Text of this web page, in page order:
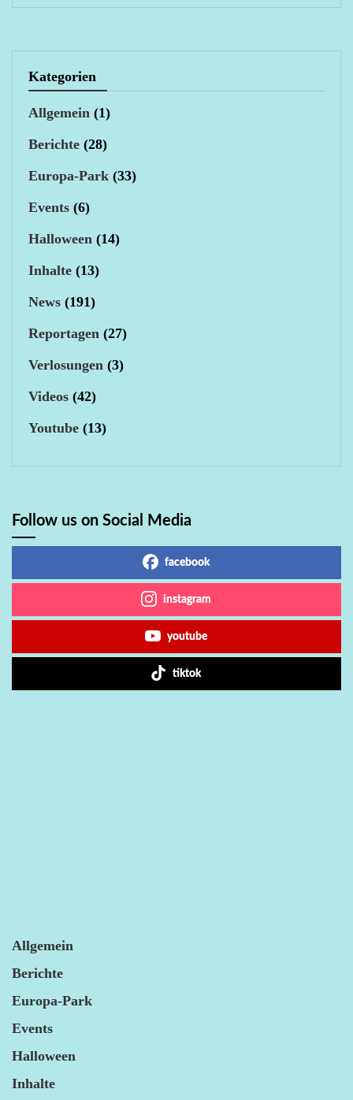
Kategorien
Allgemein (1)
Berichte (28)
Europa-Park (33)
Events (6)
Halloween (14)
Inhalte (13)
News (191)
Reportagen (27)
Verlosungen (3)
Videos (42)
Youtube (13)
Follow us on Social Media
facebook
instagram
youtube
tiktok
Allgemein
Berichte
Europa-Park
Events
Halloween
Inhalte